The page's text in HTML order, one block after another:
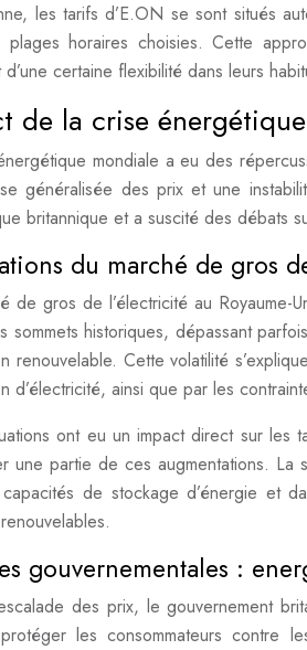
les tarifs d’E.ON se sont situés
horaires choisies. Cette
d’une certaine flexibilité dans leurs
de la crise
mondiale a eu des
généralisée des prix et une
britannique et a suscité des débats
du marché de gros
de gros de l’électricité au
sommets historiques, dépassant
renouvelable. Cette volatilité
d’électricité, ainsi que par les
ont eu un impact direct sur les
une partie de ces augmentations. La
de stockage d’énergie et
gouvernementales :
des prix, le gouvernement
les consommateurs contre